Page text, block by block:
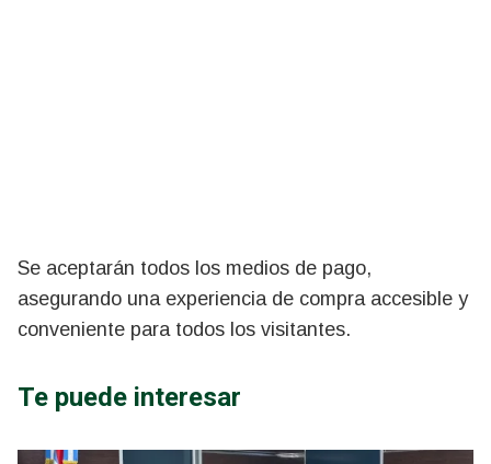
Se aceptarán todos los medios de pago,
asegurando una experiencia de compra accesible y
conveniente para todos los visitantes.
Te puede interesar